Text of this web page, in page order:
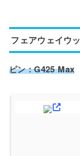
フェアウェイウ
ピン：G425 Max